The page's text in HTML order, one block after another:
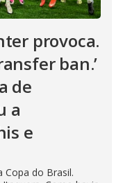
provoca.
ban.’
de
a
e
do Brasil.